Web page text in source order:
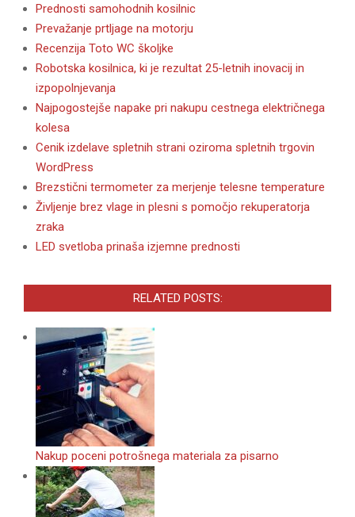
Prednosti samohodnih kosilnic
Prevažanje prtljage na motorju
Recenzija Toto WC školjke
Robotska kosilnica, ki je rezultat 25-letnih inovacij in
izpopolnjevanja
Najpogostejše napake pri nakupu cestnega električnega
kolesa
Cenik izdelave spletnih strani oziroma spletnih trgovin
WordPress
Brezstični termometer za merjenje telesne temperature
Življenje brez vlage in plesni s pomočjo rekuperatorja
zraka
LED svetloba prinaša izjemne prednosti
RELATED POSTS:
Nakup poceni potrošnega materiala za pisarno